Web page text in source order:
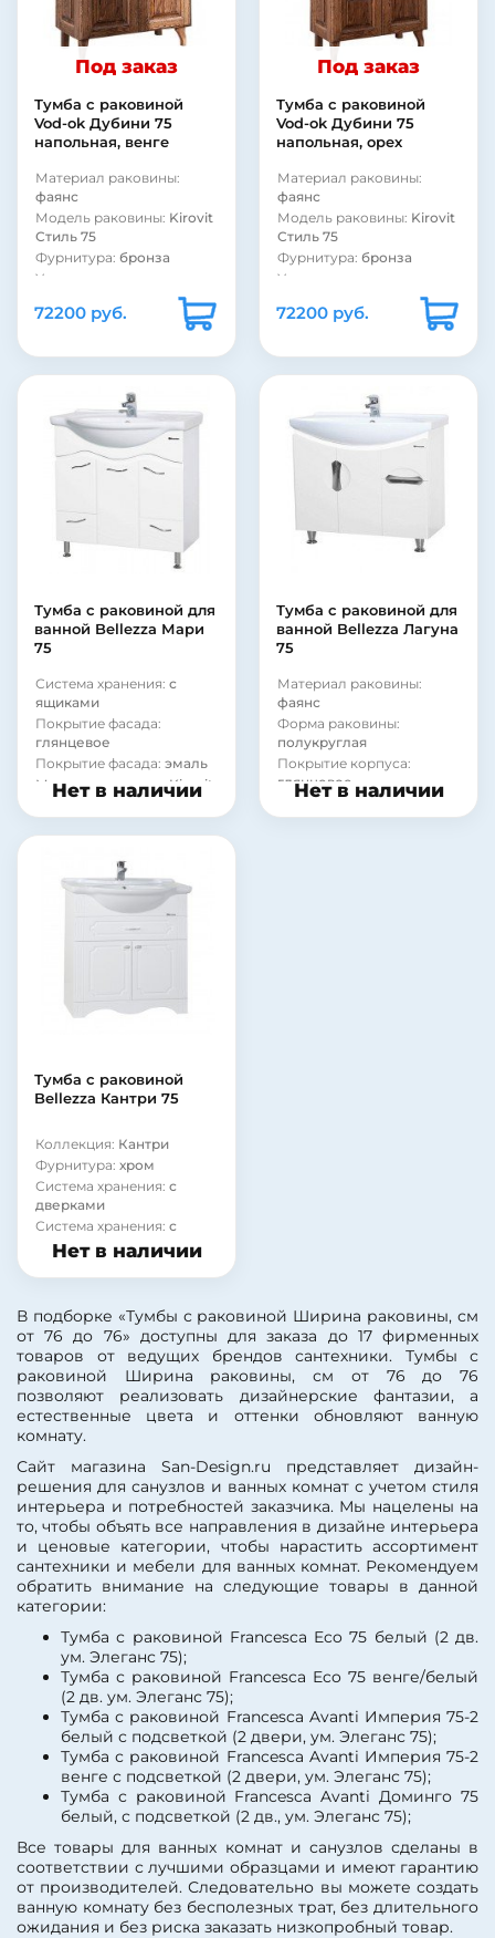
Покрытие корпуса:
пленка
Покрытие корпуса:
Покрытие корпуса:
глянцевое
Форма раковины:
Материал раковины:
фаянс
Материал корпуса: ДСП
Покрытие корпуса:
матовое
Форма раковины:
прямоугольная
Материал раковины:
фаянс
Материал корпуса:
Под заказ
Тумба с раковиной
Vod-ok Дубини 75
напольная, венге
Материал раковины:
фаянс
Модель раковины: Kirovit
Стиль 75
Фурнитура: бронза
Угловая конструкция:
Стиль: ретро
дверками
Система хранения: с
Форма раковины:
полукруглая
Бельевая корзина: нет
напольный
Страна:
72200 руб.
Под заказ
Тумба с раковиной
Vod-ok Дубини 75
напольная, орех
Материал раковины:
фаянс
Модель раковины: Kirovit
Стиль 75
Фурнитура: бронза
Угловая конструкция:
Стиль: ретро
дверками
Система хранения: с
Форма раковины:
полукруглая
Бельевая корзина:
Монтаж: напольный
72200 руб.
Тумба с раковиной для
ванной Bellezza Мари
75
Система хранения: с
ящиками
Покрытие фасада:
глянцевое
Покрытие фасада: эмаль
Модель раковины: Kirovit
Элеганс 75
хром
Коллекция: Мари
Россия
Бельевая корзина:
напольный
Материал фасада: МДФ
Покрытие корпуса:
глянцевое
Форма раковины:
Материал раковины:
фаянс
Материал корпуса: ДСП
Нет в наличии
Тумба с раковиной для
ванной Bellezza Лагуна
75
Материал раковины:
фаянс
Форма раковины:
полукруглая
Покрытие корпуса:
глянцевое
Покрытие корпуса:
эмаль
Нет в наличии
Тумба с раковиной
Bellezza Кантри 75
Коллекция: Кантри
Фурнитура: хром
Система хранения: с
дверками
Система хранения: с
ящиками
Покрытие фасада:
Модель раковины: Kirovit
Стиль 75
Страна:
Россия
Бельевая корзина:
Цвет: белый
Монтаж:
Материал фасада:
МДФ
Покрытие корпуса:
эмаль
Покрытие корпуса:
ламинат
Покрытие корпуса:
глянцевое
Форма раковины:
полукруглая
Материал раковины:
фарфор
Материал корпуса: ДСП
Нет в наличии
В подборке «Тумбы с раковиной Ширина раковины, см
от 76 до 76» доступны для заказа до 17 фирменных
товаров от ведущих брендов сантехники. Тумбы с
раковиной Ширина раковины, см от 76 до 76
позволяют реализовать дизайнерские фантазии, а
естественные цвета и оттенки обновляют ванную
комнату.
Сайт магазина San-Design.ru представляет дизайн-
решения для санузлов и ванных комнат с учетом стиля
интерьера и потребностей заказчика. Мы нацелены на
то, чтобы объять все направления в дизайне интерьера
и ценовые категории, чтобы нарастить ассортимент
сантехники и мебели для ванных комнат. Рекомендуем
обратить внимание на следующие товары в данной
категории:
Тумба с раковиной Francesca Eco 75 белый (2 дв.
ум. Элеганс 75);
Тумба с раковиной Francesca Eco 75 венге/белый
(2 дв. ум. Элеганс 75);
Тумба с раковиной Francesca Avanti Империя 75-2
белый с подсветкой (2 двери, ум. Элеганс 75);
Тумба с раковиной Francesca Avanti Империя 75-2
венге с подсветкой (2 двери, ум. Элеганс 75);
Тумба с раковиной Francesca Avanti Доминго 75
белый, с подсветкой (2 дв., ум. Элеганс 75);
Все товары для ванных комнат и санузлов сделаны в
соответствии с лучшими образцами и имеют гарантию
от производителей. Следовательно вы можете создать
ванную комнату без бесполезных трат, без длительного
ожидания и без риска заказать низкопробный товар.